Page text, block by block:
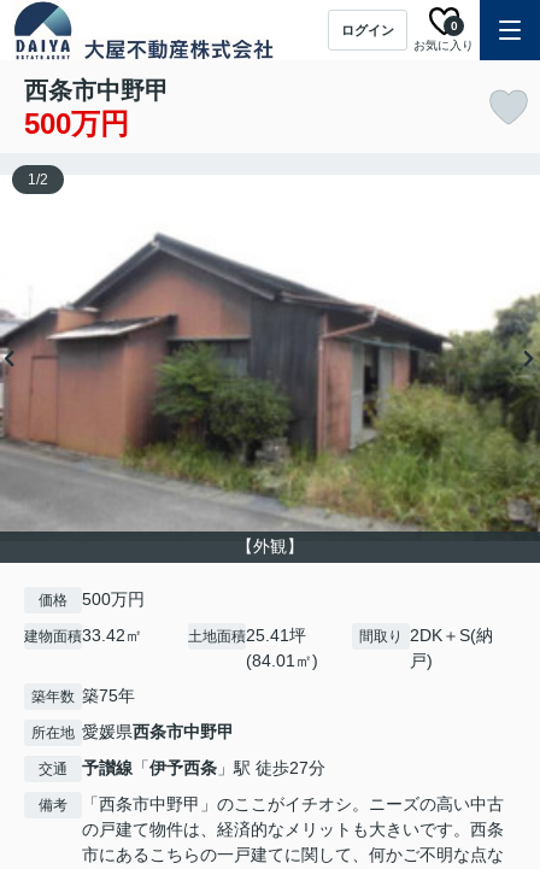
ログイン
お気に入り
0
西条市中野甲
500万円
【外観】
1/2
価格 500万円
建物面積33.42㎡ 土地面積25.41坪
(84.01㎡)
間取り
2DK＋S(納
戸)
築年数 築75年
所在地 愛媛県西条市中野甲
交通 予讃線 「伊予西条 」駅 徒歩27分
備考
「西条市中野甲」のここがイチオシ。ニーズの高い中古
の戸建て物件は、経済的なメリットも大きいです。西条
市にあるこちらの一戸建てに関して、何かご不明な点な